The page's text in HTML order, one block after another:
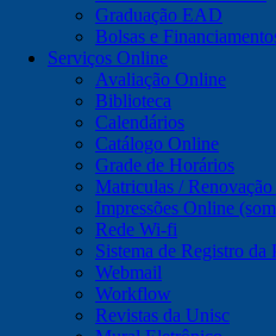
Graduação EAD
Bolsas e
Serviços Online
Avaliação Online
Biblioteca
Calendários
Catálogo Online
Grade de Horários
Matriculas /
Impressões Online
Rede Wi-fi
Sistema de Registro da
Webmail
Workflow
Revistas da Unisc